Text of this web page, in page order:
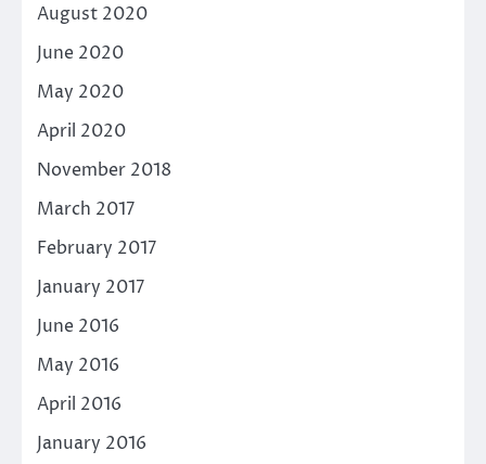
August 2020
June 2020
May 2020
April 2020
November 2018
March 2017
February 2017
January 2017
June 2016
May 2016
April 2016
January 2016